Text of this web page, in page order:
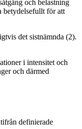
och belastning
betydelsefullt för att
det sistnämnda (2).
i intensitet och
och därmed
definierade